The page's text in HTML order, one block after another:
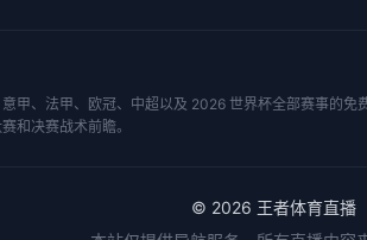
甲、法甲、欧冠、中超以及 2026 世界杯全部赛事的
和决赛战术前瞻。
© 2026 王者体育直播